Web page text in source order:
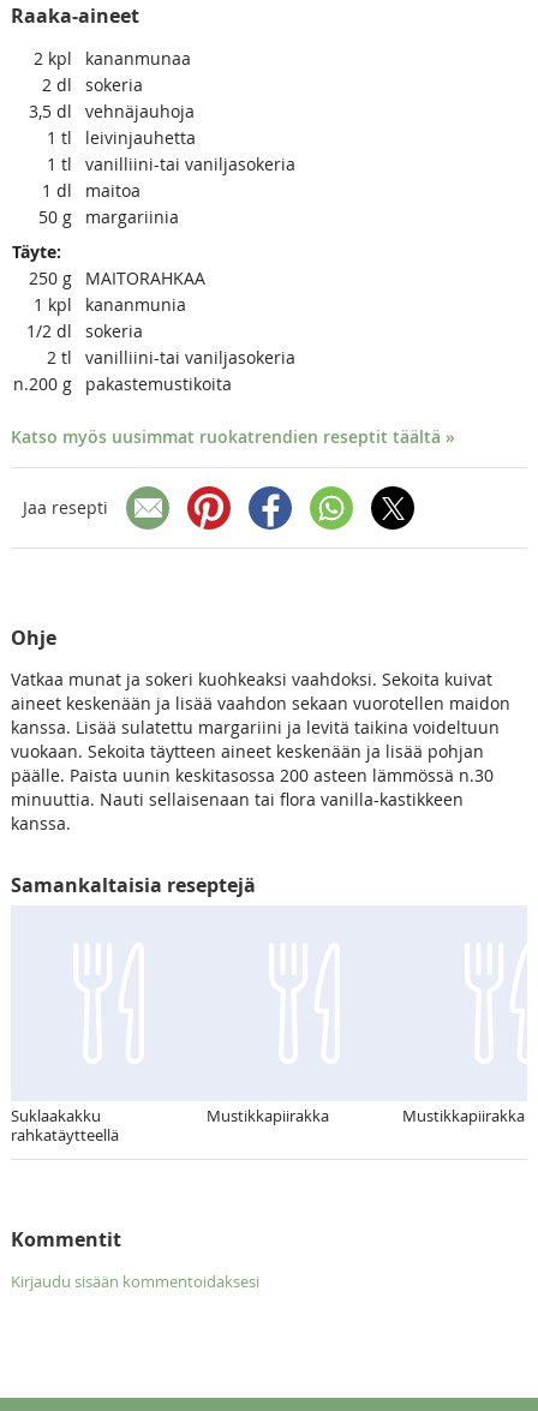
Raaka-aineet
2 kpl
kananmunaa
2 dl
sokeria
3,5 dl
vehnäjauhoja
1 tl
leivinjauhetta
1 tl
vanilliini-tai vaniljasokeria
1 dl
maitoa
50 g
margariinia
Täyte:
250 g
MAITORAHKAA
1 kpl
kananmunia
1/2 dl
sokeria
2 tl
vanilliini-tai vaniljasokeria
n.200 g pakastemustikoita
Katso myös uusimmat ruokatrendien reseptit täältä »
Jaa resepti
Ohje
Vatkaa munat ja sokeri kuohkeaksi vaahdoksi. Sekoita kuivat
aineet keskenään ja lisää vaahdon sekaan vuorotellen maidon
kanssa. Lisää sulatettu margariini ja levitä taikina voideltuun
vuokaan. Sekoita täytteen aineet keskenään ja lisää pohjan
päälle. Paista uunin keskitasossa 200 asteen lämmössä n.30
minuuttia. Nauti sellaisenaan tai flora vanilla-kastikkeen
kanssa.
Samankaltaisia reseptejä
Suklaakakku
rahkatäytteellä
Mustikkapiirakka Mustikkapiirakka
Kommentit
Kirjaudu sisään kommentoidaksesi